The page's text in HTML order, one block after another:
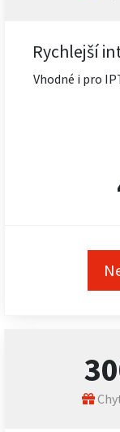
Rychlejší
Vhodné i pro